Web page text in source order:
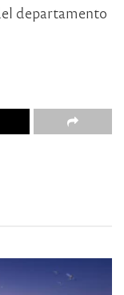
departamento